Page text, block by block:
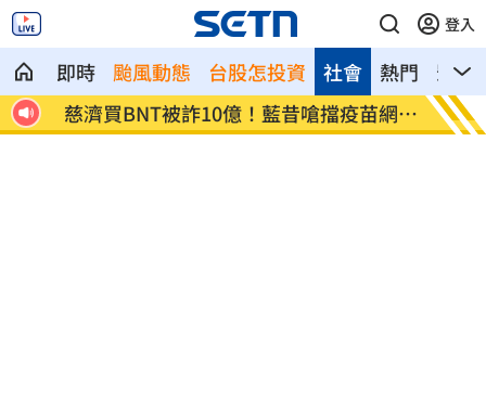
登入
即時 颱風動態 台股怎投資 熱門 影音
社會
元
慈濟買BNT被詐10億！藍昔嗆擋疫苗網朝
聖
它躋
元